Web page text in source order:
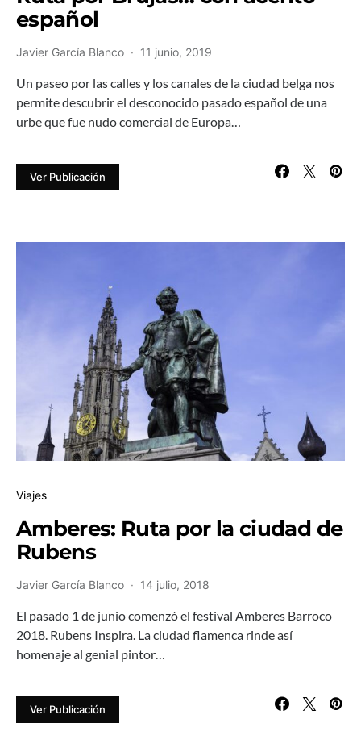
español
Javier García Blanco 11 junio, 2019
Un paseo por las calles y los canales de la ciudad belga nos
permite descubrir el desconocido pasado español de una
urbe que fue nudo comercial de Europa…
Ver Publicación
Viajes
Amberes: Ruta por la ciudad de
Rubens
Javier García Blanco 14 julio, 2018
El pasado 1 de junio comenzó el festival Amberes Barroco
2018. Rubens Inspira. La ciudad flamenca rinde así
homenaje al genial pintor…
Ver Publicación